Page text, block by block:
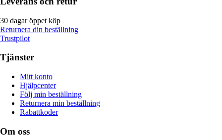
30 dagar öppet köp
Returnera din beställning
Trustpilot
Tjänster
Mitt konto
Hjälpcenter
Följ min beställning
Returnera min beställning
Rabattkoder
Om oss